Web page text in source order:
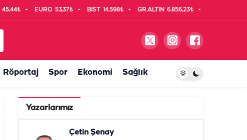
45,44₺ EURO 53,37₺ BIST 14.598₺ GR.ALTIN 6.856,23₺
Röportaj Spor Ekonomi Sağlık
Yazarlarımız
Çetin Şenay